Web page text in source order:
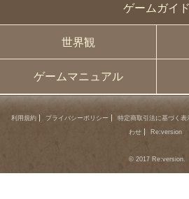
ゲームガイド
世界観
ゲームマニュアル
利用規約 プライバシーポリシー 特定商取引法に基づく表
わせ
Re:version
© 2017 Re:version.